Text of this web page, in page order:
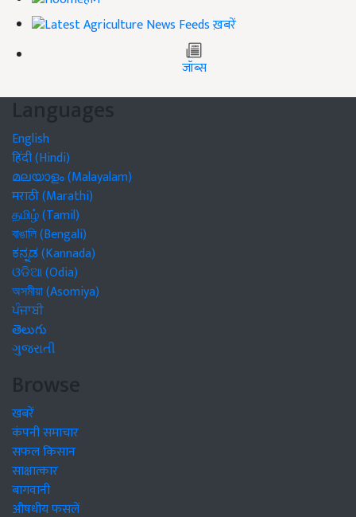
ख़बरें
जॉब्स
Languages
English
हिंदी (Hindi)
മലയാളം (Malayalam)
मराठी (Marathi)
தமிழ் (Tamil)
বাঙালি (Bengali)
ಕನ್ನಡ (Kannada)
ଓଡିଆ (Odia)
অসমীয়া (Asomiya)
ਪੰਜਾਬੀ
తెలుగు
ગુજરાતી
Browse
खबरें
कंपनी समाचार
सफल किसान
साक्षात्कार
बागवानी
औषधीय फसलें